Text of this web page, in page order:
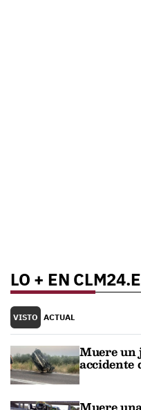
LO + EN
VISTO ACTUAL
Muere un
accidente